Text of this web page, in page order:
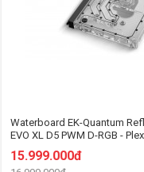
Waterboard EK-Quantum
EVO XL D5 PWM D-RGB -
15.999.000đ